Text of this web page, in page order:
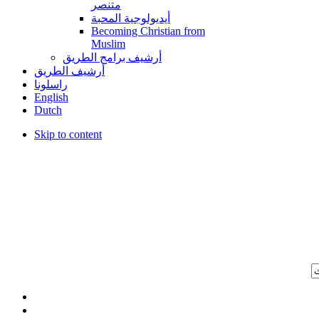
متنصر
أيديولوجية المحبة
Becoming Christian from
Muslim
أرشيف برامج الطريق
أرشيف الطريق
راسلونا
English
Dutch
Skip to content